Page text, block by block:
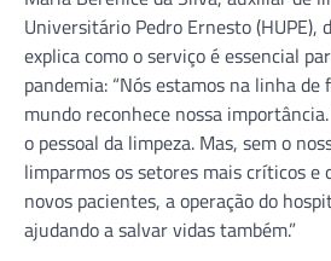
Universitário Pedro Ernesto (HUPE),
explica como o serviço é essencial
pandemia: “Nós estamos na linha
mundo reconhece nossa
o pessoal da limpeza. Mas, sem o
limparmos os setores mais críticos e
novos pacientes, a operação do
ajudando a salvar vidas também.”